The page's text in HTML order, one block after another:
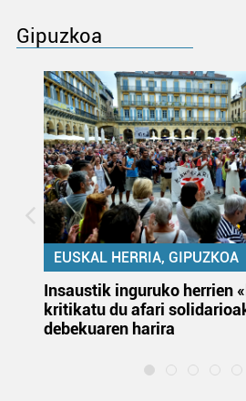
Gipuzkoa
EUSKAL HERRIA, GIPUZKOA
Insaustik inguruko herrien
kritikatu du afari
debekuaren harira